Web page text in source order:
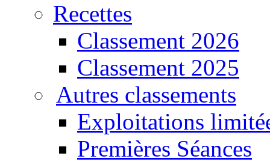
Recettes
Classement 2026
Classement 2025
Autres classements
Exploitations
Premières Séances